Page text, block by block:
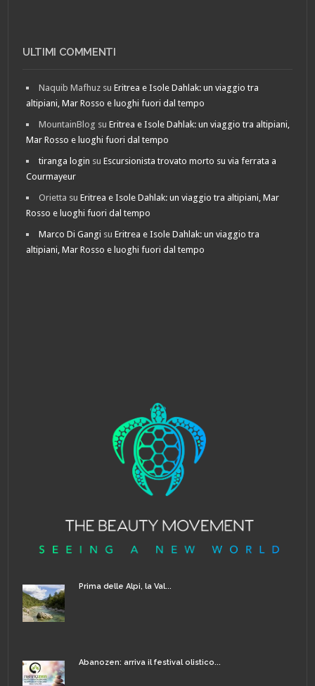
ULTIMI COMMENTI
Naquib Mafhuz suEritrea e Isole Dahlak: un viaggio tra
altipiani, Mar Rosso e luoghi fuori dal tempo
MountainBlog suEritrea e Isole Dahlak: un viaggio tra altipiani,
Mar Rosso e luoghi fuori dal tempo
tiranga login suEscursionista trovato morto su via ferrata a
Courmayeur
Orietta suEritrea e Isole Dahlak: un viaggio tra altipiani, Mar
Rosso e luoghi fuori dal tempo
Marco Di Gangi suEritrea e Isole Dahlak: un viaggio tra
altipiani, Mar Rosso e luoghi fuori dal tempo
Prima delle Alpi, la Val...
Abanozen: arriva il festival olistico...